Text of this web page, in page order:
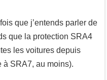
que j’entends parler de
que la protection SRA4
les voitures depuis
à SRA7, au moins).